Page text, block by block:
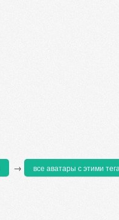
→ все аватары с этими